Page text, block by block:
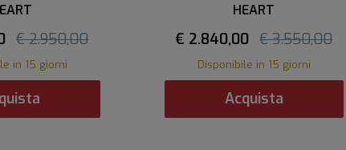
€ 2.950,00
in 15 giorni
HEART
€ 2.840,00 € 3.550,00
Disponibile in 15 giorni
Acquista